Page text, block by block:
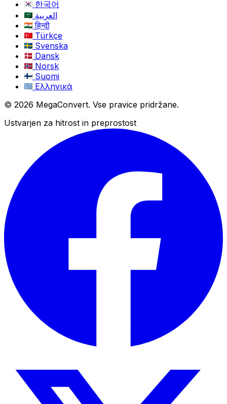
한국어
العربية
हिन्दी
Türkçe
Svenska
Dansk
Norsk
Suomi
Ελληνικά
© 2026 MegaConvert. Vse pravice pridržane.
Ustvarjen za hitrost in preprostost